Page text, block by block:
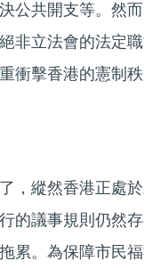
公共開支等。然
非立法會的法定
衝擊香港的憲制
，縱然香港正處
的議事規則仍然
累。為保障市民